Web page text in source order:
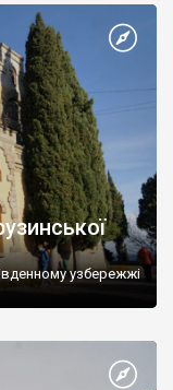
узбережжі